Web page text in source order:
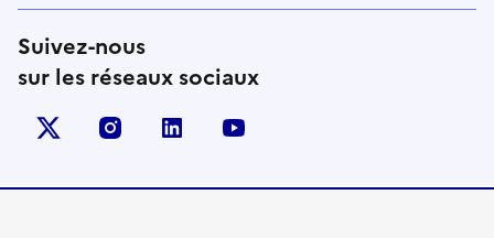
Suivez-nous
sur les réseaux sociaux
X (anciennement Twitter)
instagramlinkedin